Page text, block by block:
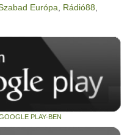
Európa Rádió88
PLAY-BEN